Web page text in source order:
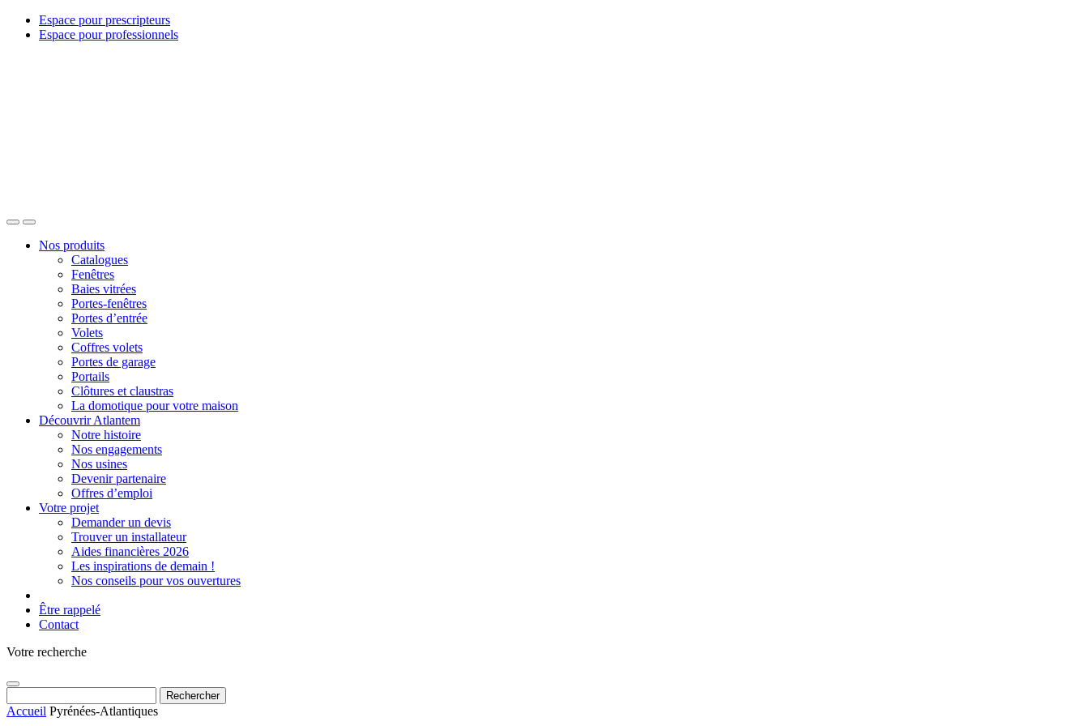
Espace pour prescripteurs
Espace pour professionnels
Nos produits
Catalogues
Fenêtres
Baies vitrées
Portes-fenêtres
Portes d’entrée
Volets
Coffres volets
Portes de garage
Portails
Clôtures et claustras
La domotique pour votre maison
Découvrir Atlantem
Notre histoire
Nos engagements
Nos usines
Devenir partenaire
Offres d’emploi
Votre projet
Demander un devis
Trouver un installateur
Aides financières 2026
Les inspirations de demain !
Nos conseils pour vos ouvertures
Être rappelé
Contact
Votre recherche
Accueil Pyrénées-Atlantiques